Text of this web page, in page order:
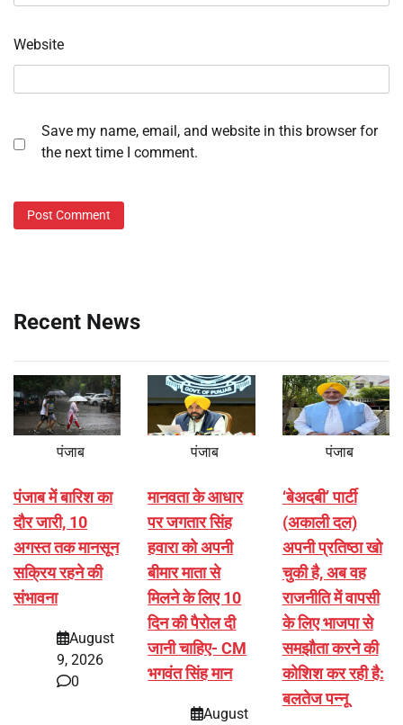
Website
Save my name, email, and website in this browser for
the next time I comment.
Recent News
पंजाब
पंजाब में बारिश का
दौर जारी, 10
अगस्त तक मानसून
सक्रिय रहने की
संभावना
August
9, 2026
0
पंजाब
मानवता के आधार
पर जगतार सिंह
हवारा को अपनी
बीमार माता से
मिलने के लिए 10
दिन की पैरोल दी
जानी चाहिए- CM
भगवंत सिंह मान
August
पंजाब
‘बेअदबी’ पार्टी
(अकाली दल)
अपनी प्रतिष्ठा खो
चुकी है, अब वह
राजनीति में वापसी
के लिए भाजपा से
समझौता करने की
कोशिश कर रही है:
बलतेज पन्नू